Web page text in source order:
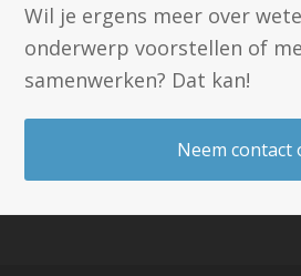
Wil je ergens meer over
onderwerp voorstellen of
samenwerken? Dat kan!
Neem contact